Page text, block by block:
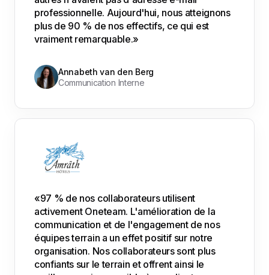
professionnelle. Aujourd'hui, nous atteignons
plus de 90 % de nos effectifs, ce qui est
vraiment remarquable.»
Annabeth van den Berg
Communication Interne
«97 % de nos collaborateurs utilisent
activement Oneteam. L'amélioration de la
communication et de l'engagement de nos
équipes terrain a un effet positif sur notre
organisation. Nos collaborateurs sont plus
confiants sur le terrain et offrent ainsi le